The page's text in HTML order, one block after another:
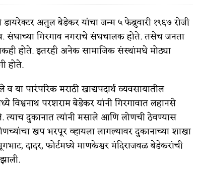
विश्व
अतुल बेडेकर यांचा जन्म ५ फेब्रुवारी १९६७ रोजी
संघाच्या गिरगाव नगराचे संघचालक होते. तसेच जनता
होते. इतरही अनेक सामाजिक संस्थांमधे मोठ्या
होते.
या पारंपरिक मराठी खाद्यपदार्थ व्यवसायातील
विश्वनाथ परशराम बेडेकर यांनी गिरगावात लहानसे
दुकानात त्यांनी मसाले आणि लोणची ठेवण्यास
खप भरपूर व्हायला लागल्यावर दुकानाच्या शाखा
दादर, फोर्टमध्ये माणकेश्वर मंदिराजवळ बेडेकरांची